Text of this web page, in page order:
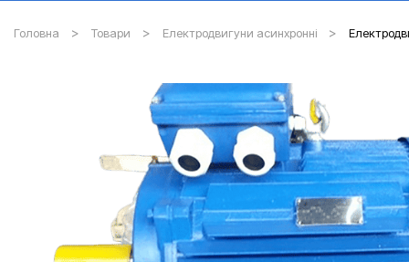
Головна Товари Електродвигуни асинхронні